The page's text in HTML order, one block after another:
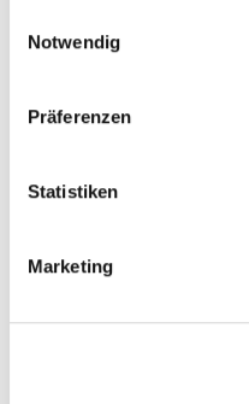
Notwendig
Präferenzen
Statistiken
Marketing
Heilberufeausweis
nichts mehr: Der
in der Klinik
und Ärzte den
was man damit